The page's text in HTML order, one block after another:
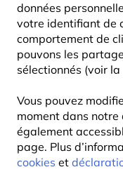
données
votre identifiant de
comportement de
pouvons les
sélectionnés (voir
Vous pouvez
moment dans
également
page. Plus
cookies et